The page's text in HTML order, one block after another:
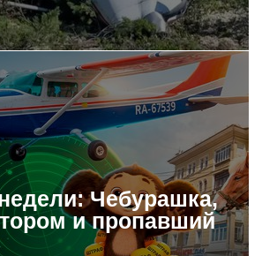
Чебурашка,
и пропавший